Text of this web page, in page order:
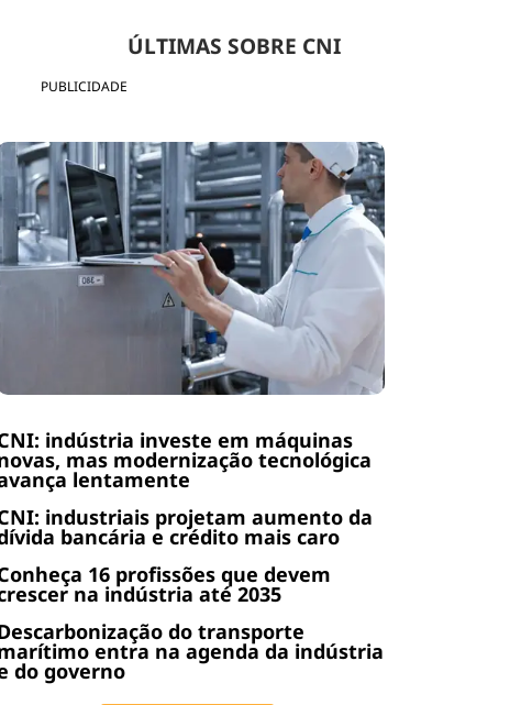
PUBLICIDADE
ÚLTIMAS SOBRE CNI
indústria investe em máquinas
mas modernização tecnológica
lentamente
industriais projetam aumento da
bancária e crédito mais caro
16 profissões que devem
na indústria até 2035
do transporte
entra na agenda da indústria
do governo